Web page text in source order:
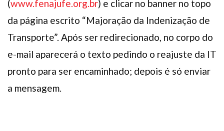
(www.fenajufe.org.br) e clicar no banner no topo
da página escrito “Majoração da Indenização de
Transporte”. Após ser redirecionado, no corpo do
e-mail aparecerá o texto pedindo o reajuste da IT
pronto para ser encaminhado; depois é só enviar
a mensagem.